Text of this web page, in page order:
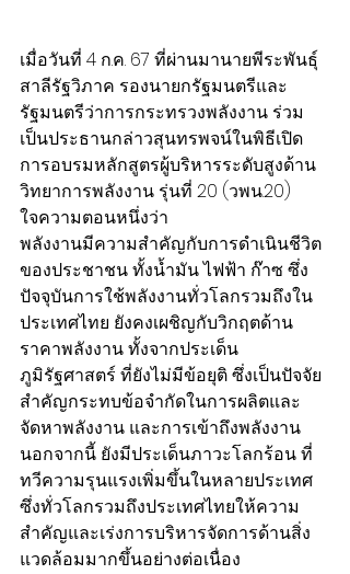
เมื่อวันที่ 4 ก.ค. 67 ที่ผ่านมานายพีระพันธุ์
สาลีรัฐวิภาค รองนายกรัฐมนตรีและ
รัฐมนตรีว่าการกระทรวงพลังงาน ร่วม
เป็นประธานกล่าวสุนทรพจน์ในพิธีเปิด
การอบรมหลักสูตรผู้บริหารระดับสูงด้าน
วิทยาการพลังงาน รุ่นที่ 20 (วพน.20)
ใจความตอนหนึ่งว่า
พลังงานมีความสำคัญกับการดำเนินชีวิต
ของประชาชน ทั้งน้ำมัน ไฟฟ้า ก๊าซ ซึ่ง
ปัจจุบันการใช้พลังงานทั่วโลกรวมถึงใน
ประเทศไทย ยังคงเผชิญกับวิกฤตด้าน
ราคาพลังงาน ทั้งจากประเด็น
ภูมิรัฐศาสตร์ ที่ยังไม่มีข้อยุติ ซึ่งเป็นปัจจัย
สำคัญกระทบข้อจำกัดในการผลิตและ
จัดหาพลังงาน และการเข้าถึงพลังงาน
นอกจากนี้ ยังมีประเด็นภาวะโลกร้อน ที่
ทวีความรุนแรงเพิ่มขึ้นในหลายประเทศ
ซึ่งทั่วโลกรวมถึงประเทศไทยให้ความ
สำคัญและเร่งการบริหารจัดการด้านสิ่ง
แวดล้อมมากขึ้นอย่างต่อเนื่อง